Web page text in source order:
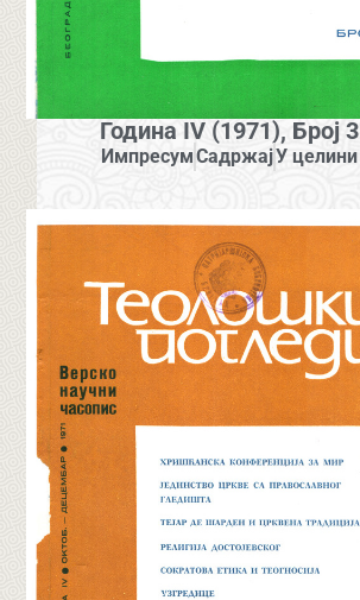
Година IV (1971), Број 3
ИмпресумСадржајУ целини